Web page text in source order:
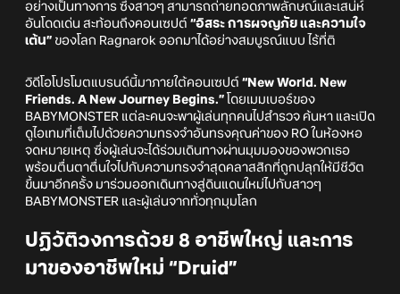
อย่างเป็นทางการ ซึ่งสาวๆ สามารถถ่ายทอดภาพลักษณ์และเสน่ห์
อันโดดเด่น สะท้อนถึงคอนเซปต์ “อิสระ การผจญภัย และความใจ
เต้น” ของโลก Ragnarok ออกมาได้อย่างสมบูรณ์แบบ ไร้ที่ติ
วิดีโอโปรโมตแบรนด์นี้มาภายใต้คอนเซปต์ “New World. New
Friends. A New Journey Begins.” โดยเมมเบอร์ของ
BABYMONSTER แต่ละคนจะพาผู้เล่นทุกคนไปสำรวจ ค้นหา และเปิด
ดูไอเทมที่เต็มไปด้วยความทรงจำอันทรงคุณค่าของ RO ในห้องหอ
จดหมายเหตุ ซึ่งผู้เล่นจะได้ร่วมเดินทางผ่านมุมมองของพวกเธอ
พร้อมตื่นตาตื่นใจไปกับความทรงจำสุดคลาสสิกที่ถูกปลุกให้มีชีวิต
ขึ้นมาอีกครั้ง มาร่วมออกเดินทางสู่ดินแดนใหม่ไปกับสาวๆ
BABYMONSTER และผู้เล่นจากทั่วทุกมุมโลก
ปฏิวัติวงการด้วย 8 อาชีพใหญ่ และการ
มาของอาชีพใหม่ “Druid”